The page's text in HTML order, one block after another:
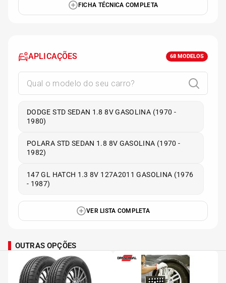
FICHA TÉCNICA COMPLETA
APLICAÇÕES 68 MODELOS
DODGE STD SEDAN 1.8 8V GASOLINA (1970 -
1980)
POLARA STD SEDAN 1.8 8V GASOLINA (1970 -
1982)
147 GL HATCH 1.3 8V 127A2011 GASOLINA (1976
- 1987)
VER LISTA COMPLETA
OUTRAS OPÇÕES